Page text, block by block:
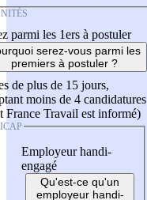
parmi les 1ers à postuler
serez-vous parmi les
premiers à postuler ?
de plus de 15 jours,
moins de 4 candidatures
France Travail est informé)
Employeur handi-
engagé
Qu'est-ce qu'un
employeur handi-